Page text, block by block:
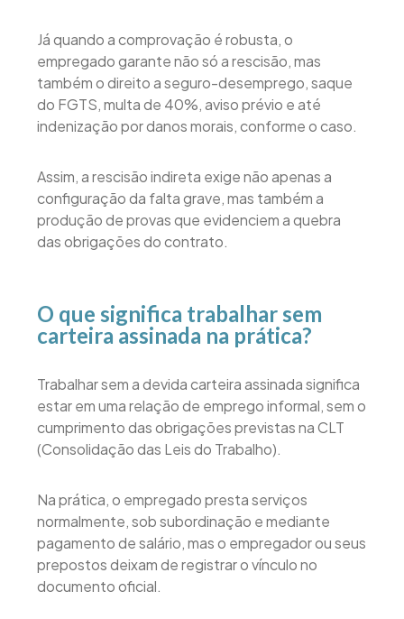
Já quando a comprovação é robusta, o
empregado garante não só a rescisão, mas
também o direito a seguro-desemprego, saque
do FGTS, multa de 40%, aviso prévio e até
indenização por danos morais, conforme o caso.
Assim, a rescisão indireta exige não apenas a
configuração da falta grave, mas também a
produção de provas que evidenciem a quebra
das obrigações do contrato.
O que significa trabalhar sem
carteira assinada na prática?
Trabalhar sem a devida carteira assinada significa
estar em uma relação de emprego informal, sem o
cumprimento das obrigações previstas na CLT
(Consolidação das Leis do Trabalho).
Na prática, o empregado presta serviços
normalmente, sob subordinação e mediante
pagamento de salário, mas o empregador ou seus
prepostos deixam de registrar o vínculo no
documento oficial.